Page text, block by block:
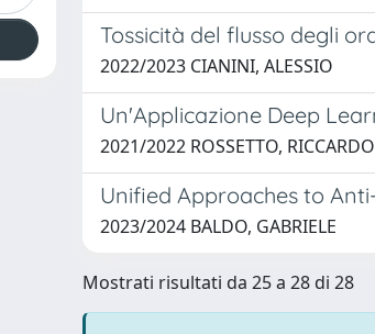
Tossicità del flusso degli
2022/2023 CIANINI, ALESSIO
Un'Applicazione Deep
2021/2022 ROSSETTO, RICCARDO
Unified Approaches to
2023/2024 BALDO, GABRIELE
Mostrati risultati da 25 a 28 di 28